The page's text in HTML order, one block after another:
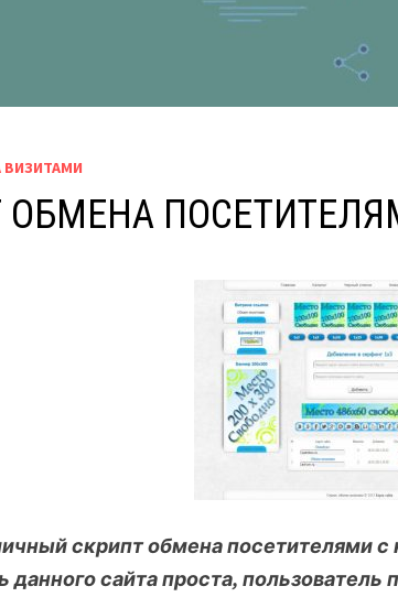
ОБМЕНА
скрипт обмена посетителями
данного сайта проста,